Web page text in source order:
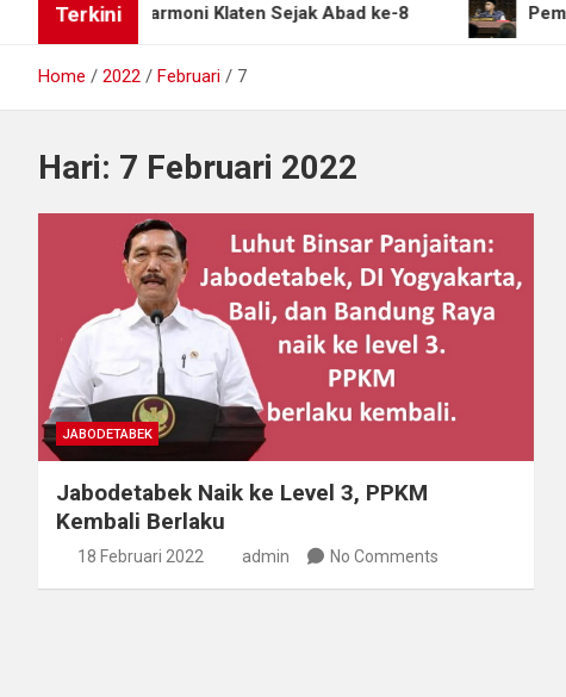
Terkini
Akar Harmoni Klaten Sejak Abad ke-8 Pemprov
Home 2022 Februari 7
Hari: 7 Februari 2022
JABODETABEK
Jabodetabek Naik ke Level 3, PPKM
Kembali Berlaku
18 Februari 2022 admin No Comments